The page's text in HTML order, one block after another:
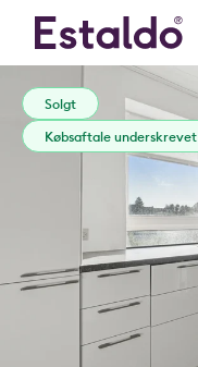
Solgt
Købsaftale underskrevet